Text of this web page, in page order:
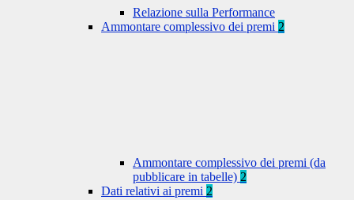
Relazione sulla Performance
Ammontare complessivo dei premi 2
Ammontare complessivo dei premi (da
pubblicare in tabelle) 2
Dati relativi ai premi 2